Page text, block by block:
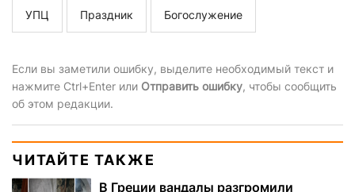
УПЦ Праздник Богослужение
Если вы заметили ошибку, выделите необходимый текст и
нажмите Ctrl+Enter или Отправить ошибку, чтобы сообщить
об этом редакции.
ЧИТАЙТЕ ТАКЖЕ
В Греции вандалы разгромили